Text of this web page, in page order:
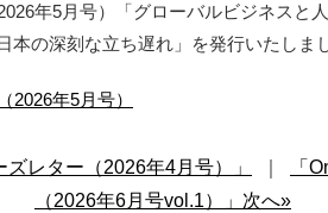
年5月号）「グローバルビジネスと
の深刻な立ち遅れ」を発行いたしま
年5月号）
レター（2026年4月号）」
「
（2026年6月号vol.1）」次へ»